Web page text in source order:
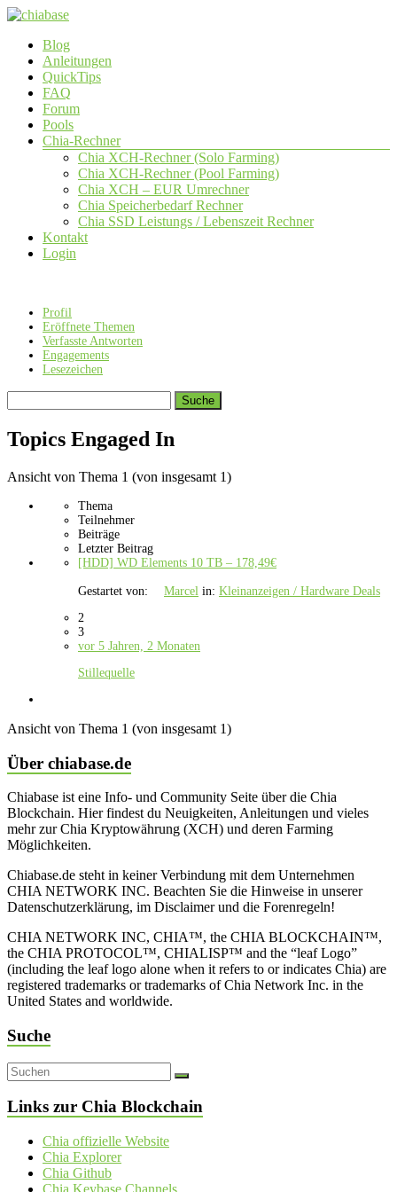
Zum
springen
chiabase
CHIA
Info-
Community
Seite
Menü
Blog
Anleitungen
QuickTips
FAQ
Forum
Pools
Chia-Rechner
Chia XCH-Rechner (Solo Farming)
Chia XCH-Rechner (Pool Farming)
Chia XCH – EUR Umrechner
Chia Speicherbedarf Rechner
Chia SSD Leistungs / Lebenszeit Rechner
Kontakt
Login
Profil
Eröffnete Themen
Verfasste Antworten
Engagements
Lesezeichen
topics:
Topics Engaged In
Ansicht von Thema 1 (von insgesamt 1)
Thema
Teilnehmer
Beiträge
Letzter Beitrag
[HDD] WD Elements 10 TB – 178,49€
Gestartet von: Marcel in: Kleinanzeigen / Hardware Deals
2
3
vor 5 Jahren, 2 Monaten
Stillequelle
Ansicht von Thema 1 (von insgesamt 1)
Über chiabase.de
Chiabase ist eine Info- und Community Seite über die Chia
Blockchain. Hier findest du Neuigkeiten, Anleitungen und vieles
mehr zur Chia Kryptowährung (XCH) und deren Farming
Möglichkeiten.
Chiabase.de steht in keiner Verbindung mit dem Unternehmen
CHIA NETWORK INC. Beachten Sie die Hinweise in unserer
Datenschutzerklärung, im Disclaimer und die Forenregeln!
CHIA NETWORK INC, CHIA™, the CHIA BLOCKCHAIN™,
the CHIA PROTOCOL™, CHIALISP™ and the “leaf Logo”
(including the leaf logo alone when it refers to or indicates Chia) are
registered trademarks or trademarks of Chia Network Inc. in the
United States and worldwide.
Suche
Links zur Chia Blockchain
Chia offizielle Website
Chia Explorer
Chia Github